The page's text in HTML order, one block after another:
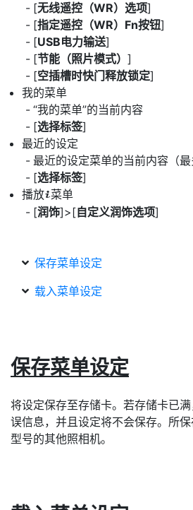
[无线遥控（WR）选项]
[指定遥控（WR）Fn按钮]
[USB电力输送]
[节能（照片模式） ]
[空插槽时快门释放锁定]
我的菜单
“我的菜单”的当前内容
[选择标签]
最近的设定
最近的设定菜单的当前内容（最
[选择标签]
播放i菜单
[润饰]>[自定义润饰选项]
保存菜单设定
载入菜单设定
保存菜单设定
将设定保存至存储卡。若存储卡已
误信息，并且设定将不会保存。所
型号的其他照相机。